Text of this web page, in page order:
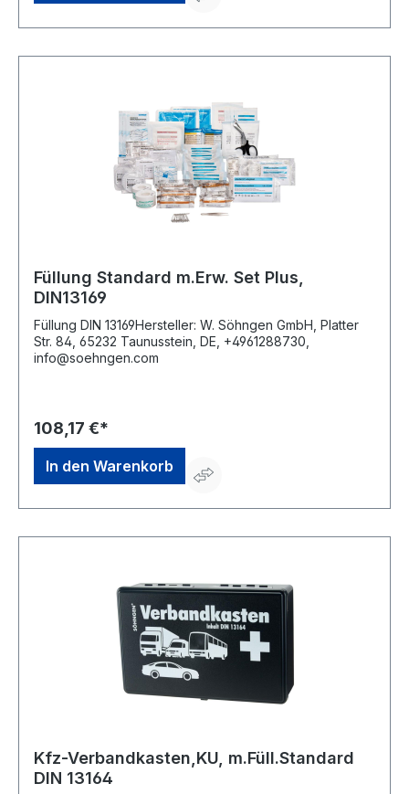
Füllung Standard m.Erw. Set Plus,
DIN13169
Füllung DIN 13169Hersteller: W. Söhngen GmbH, Platter
Str. 84, 65232 Taunusstein, DE, +4961288730,
info@soehngen.com
108,17 €*
In den Warenkorb
Kfz-Verbandkasten,KU, m.Füll.Standard
DIN 13164